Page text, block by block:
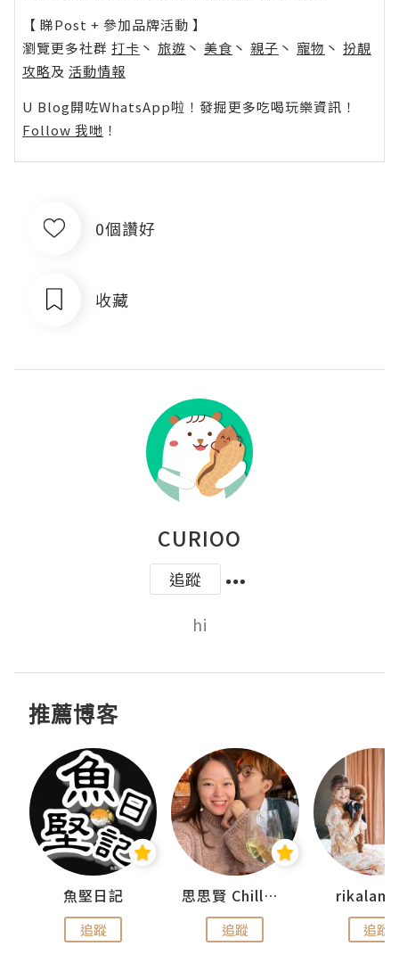
【 睇Post + 參加品牌活動 】
瀏覽更多社群 打卡 丶 旅遊 丶 美食 丶 親子 丶 寵物 丶 扮靚
攻略及 活動情報
U Blog開咗WhatsApp啦！發掘更多吃喝玩樂資訊！
Follow 我哋 ！
0個讚好
收藏
CURIOO
追蹤
hi
推薦博客
魚堅日記
追蹤
思思賢 ChillMyBabe
追蹤 追蹤